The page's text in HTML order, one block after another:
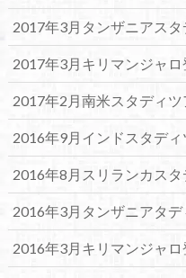
2017年3月タンザニアス
2017年3月キリマンジャ
2017年2月南米スタディツ
2016年9月インドスタディ
2016年8月スリランカス
2016年3月タンザニアタデ
2016年3月キリマンジャ